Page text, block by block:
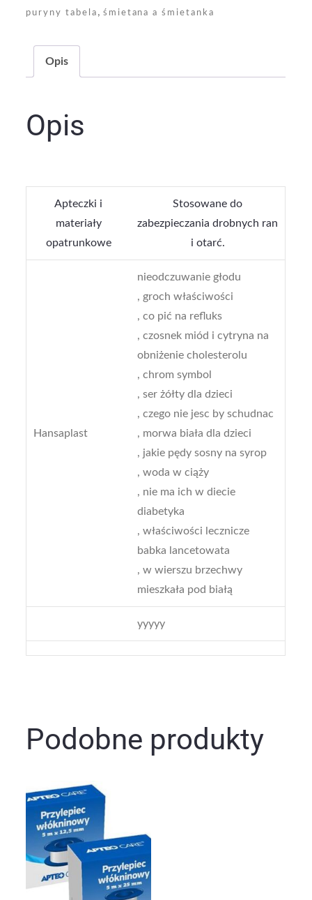
puryny tabela , śmietana a śmietanka
Opis
Opis
Apteczki i
materiały
opatrunkowe
Stosowane do
zabezpieczania drobnych ran
i otarć.
Hansaplast
nieodczuwanie głodu
, groch właściwości
, co pić na refluks
, czosnek miód i cytryna na
obniżenie cholesterolu
, chrom symbol
, ser żółty dla dzieci
, czego nie jesc by schudnac
, morwa biała dla dzieci
, jakie pędy sosny na syrop
, woda w ciąży
, nie ma ich w diecie
diabetyka
, właściwości lecznicze
babka lancetowata
, w wierszu brzechwy
mieszkała pod białą
yyyyy
Podobne produkty